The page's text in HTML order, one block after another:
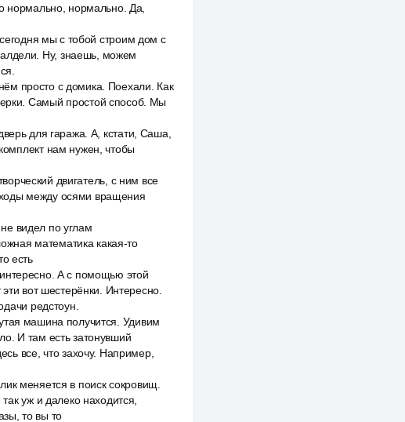
нормально, нормально. Да,
мы с тобой строим дом с
Ну, знаешь, можем
просто с домика. Поехали. Как
Самый простой способ. Мы
для гаража. А, кстати, Саша,
нам нужен, чтобы
двигатель, с ним все
между осями вращения
видел по углам
математика какая-то
есть
А с помощью этой
вот шестерёнки. Интересно.
редстоун.
машина получится. Удивим
И там есть затонувший
все, что захочу. Например,
меняется в поиск сокровищ.
уж и далеко находится,
то вы то